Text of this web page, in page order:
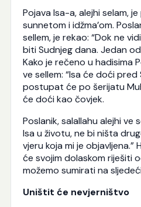
Pojava Isa-a, alejhi selam,
sunnetom i idžma’om.
sellem, je rekao: “Dok ne
biti Sudnjeg dana. Jedan
Kako je rečeno u hadisima
ve sellem: “Isa će doći pred
postupat će po šerijatu
će doći kao čovjek.
Poslanik, salallahu alejhi ve
Isa u životu, ne bi ništa
vjeru koja mi je objavljena.”
će svojim dolaskom riješiti
možemo sumirati na
Uništit će nevjerništvo